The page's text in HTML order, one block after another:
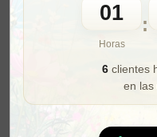
01
Horas
:
6clientes
en las